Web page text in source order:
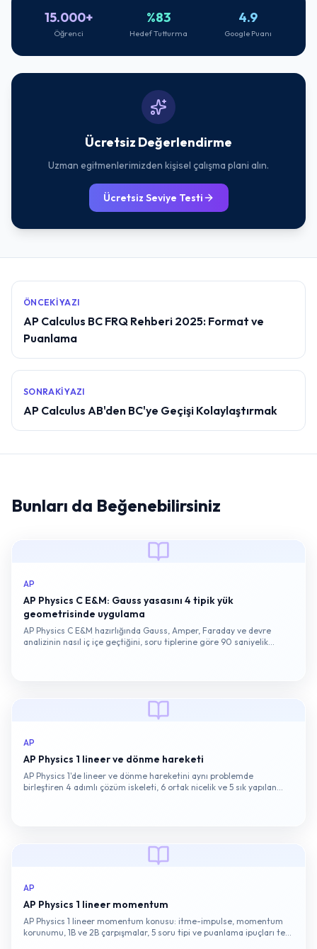
15.000+
Öğrenci
%83
Hedef Tutturma
4.9
Google Puanı
Ücretsiz Değerlendirme
Uzman egitmenlerimizden kişisel çalışma plani alın.
Ücretsiz Seviye Testi
ÖNCEKI YAZI
AP Calculus BC FRQ Rehberi 2025: Format ve
Puanlama
SONRAKI YAZI
AP Calculus AB'den BC'ye Geçişi Kolaylaştırmak
Bunları da Beğenebilirsiniz
AP
AP Physics C E&M: Gauss yasasını 4 tipik yük
geometrisinde uygulama
AP Physics C E&M hazırlığında Gauss, Amper, Faraday ve devre
analizinin nasıl iç içe geçtiğini, soru tiplerine göre 90 saniyelik
AP
AP Physics 1 lineer ve dönme hareketi
AP Physics 1'de lineer ve dönme hareketini aynı problemde
birleştiren 4 adımlı çözüm iskeleti, 6 ortak nicelik ve 5 sık yapılan
AP
AP Physics 1 lineer momentum
AP Physics 1 lineer momentum konusu: itme-impulse, momentum
korunumu, 1B ve 2B çarpışmalar, 5 soru tipi ve puanlama ipuçları tek